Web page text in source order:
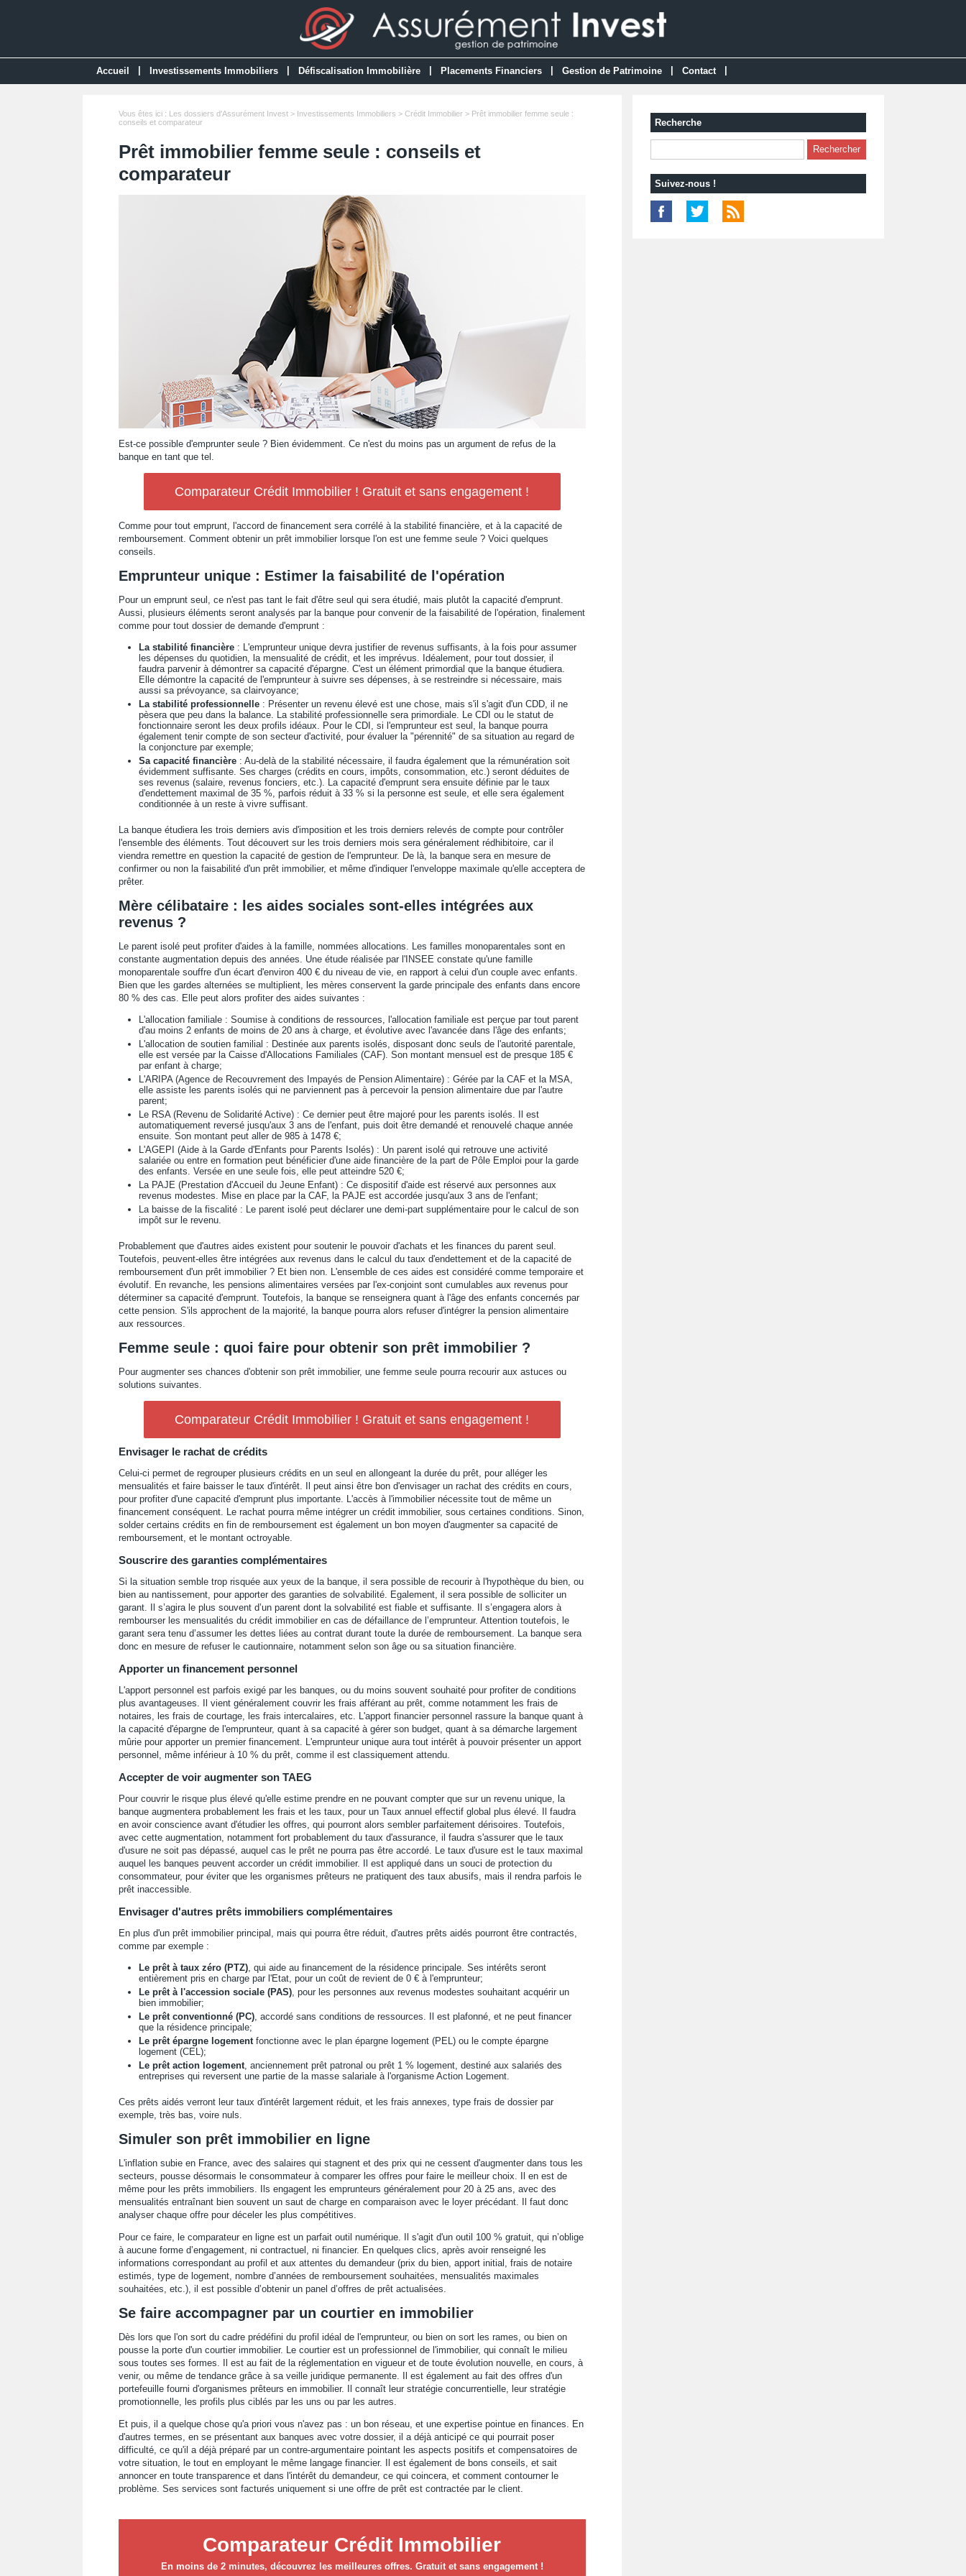
Accueil Investissements Immobiliers Défiscalisation Immobilière Placements Financiers Gestion de Patrimoine Contact
Vous êtes ici : Les dossiers d'Assurément Invest> Investissements Immobiliers > Crédit Immobilier> Prêt immobilier femme seule :
conseils et comparateur
Prêt immobilier femme seule : conseils et
comparateur
Est-ce possible d'emprunter seule ? Bien évidemment. Ce n'est du moins pas un argument de refus de la
banque en tant que tel.
Comparateur Crédit Immobilier ! Gratuit et sans engagement !
Comme pour tout emprunt, l'accord de financement sera corrélé à la stabilité financière, et à la capacité de
remboursement. Comment obtenir un prêt immobilier lorsque l'on est une femme seule ? Voici quelques
conseils.
Emprunteur unique : Estimer la faisabilité de l'opération
Pour un emprunt seul, ce n'est pas tant le fait d'être seul qui sera étudié, mais plutôt la capacité d'emprunt.
Aussi, plusieurs éléments seront analysés par la banque pour convenir de la faisabilité de l'opération, finalement
comme pour tout dossier de demande d'emprunt :
La stabilité financière: L'emprunteur unique devra justifier de revenus suffisants, à la fois pour assumer
les dépenses du quotidien, la mensualité de crédit, et les imprévus. Idéalement, pour tout dossier, il
faudra parvenir à démontrer sa capacité d'épargne. C'est un élément primordial que la banque étudiera.
Elle démontre la capacité de l'emprunteur à suivre ses dépenses, à se restreindre si nécessaire, mais
aussi sa prévoyance, sa clairvoyance;
La stabilité professionnelle: Présenter un revenu élevé est une chose, mais s'il s'agit d'un CDD, il ne
pèsera que peu dans la balance. La stabilité professionnelle sera primordiale. Le CDI ou le statut de
fonctionnaire seront les deux profils idéaux. Pour le CDI, si l'emprunteur est seul, la banque pourra
également tenir compte de son secteur d'activité, pour évaluer la "pérennité" de sa situation au regard de
la conjoncture par exemple;
Sa capacité financière: Au-delà de la stabilité nécessaire, il faudra également que la rémunération soit
évidemment suffisante. Ses charges (crédits en cours, impôts, consommation, etc.) seront déduites de
ses revenus (salaire, revenus fonciers, etc.). La capacité d'emprunt sera ensuite définie par le taux
d'endettement maximal de 35 %, parfois réduit à 33 % si la personne est seule, et elle sera également
conditionnée à un reste à vivre suffisant.
La banque étudiera les trois derniers avis d'imposition et les trois derniers relevés de compte pour contrôler
l'ensemble des éléments. Tout découvert sur les trois derniers mois sera généralement rédhibitoire, car il
viendra remettre en question la capacité de gestion de l'emprunteur. De là, la banque sera en mesure de
confirmer ou non la faisabilité d'un prêt immobilier, et même d'indiquer l'enveloppe maximale qu'elle acceptera de
prêter.
Mère célibataire : les aides sociales sont-elles intégrées aux
revenus ?
Le parent isolé peut profiter d'aides à la famille, nommées allocations. Les familles monoparentales sont en
constante augmentation depuis des années. Une étude réalisée par l'INSEE constate qu'une famille
monoparentale souffre d'un écart d'environ 400 € du niveau de vie, en rapport à celui d'un couple avec enfants.
Bien que les gardes alternées se multiplient, les mères conservent la garde principale des enfants dans encore
80 % des cas. Elle peut alors profiter des aides suivantes :
L'allocation familiale : Soumise à conditions de ressources, l'allocation familiale est perçue par tout parent
d'au moins 2 enfants de moins de 20 ans à charge, et évolutive avec l'avancée dans l'âge des enfants;
L'allocation de soutien familial : Destinée aux parents isolés, disposant donc seuls de l'autorité parentale,
elle est versée par la Caisse d'Allocations Familiales (CAF). Son montant mensuel est de presque 185 €
par enfant à charge;
L'ARIPA (Agence de Recouvrement des Impayés de Pension Alimentaire) : Gérée par la CAF et la MSA,
elle assiste les parents isolés qui ne parviennent pas à percevoir la pension alimentaire due par l'autre
parent;
Le RSA (Revenu de Solidarité Active) : Ce dernier peut être majoré pour les parents isolés. Il est
automatiquement reversé jusqu'aux 3 ans de l'enfant, puis doit être demandé et renouvelé chaque année
ensuite. Son montant peut aller de 985 à 1478 €;
L'AGEPI (Aide à la Garde d'Enfants pour Parents Isolés) : Un parent isolé qui retrouve une activité
salariée ou entre en formation peut bénéficier d'une aide financière de la part de Pôle Emploi pour la garde
des enfants. Versée en une seule fois, elle peut atteindre 520 €;
La PAJE (Prestation d'Accueil du Jeune Enfant) : Ce dispositif d'aide est réservé aux personnes aux
revenus modestes. Mise en place par la CAF, la PAJE est accordée jusqu'aux 3 ans de l'enfant;
La baisse de la fiscalité : Le parent isolé peut déclarer une demi-part supplémentaire pour le calcul de son
impôt sur le revenu.
Probablement que d'autres aides existent pour soutenir le pouvoir d'achats et les finances du parent seul.
Toutefois, peuvent-elles être intégrées aux revenus dans le calcul du taux d'endettement et de la capacité de
remboursement d'un prêt immobilier ? Et bien non. L'ensemble de ces aides est considéré comme temporaire et
évolutif. En revanche, les pensions alimentaires versées par l'ex-conjoint sont cumulables aux revenus pour
déterminer sa capacité d'emprunt. Toutefois, la banque se renseignera quant à l'âge des enfants concernés par
cette pension. S'ils approchent de la majorité, la banque pourra alors refuser d'intégrer la pension alimentaire
aux ressources.
Femme seule : quoi faire pour obtenir son prêt immobilier ?
Pour augmenter ses chances d'obtenir son prêt immobilier, une femme seule pourra recourir aux astuces ou
solutions suivantes.
Comparateur Crédit Immobilier ! Gratuit et sans engagement !
Envisager le rachat de crédits
Celui-ci permet de regrouper plusieurs crédits en un seul en allongeant la durée du prêt, pour alléger les
mensualités et faire baisser le taux d'intérêt. Il peut ainsi être bon d'envisager un rachat des crédits en cours,
pour profiter d'une capacité d'emprunt plus importante. L'accès à l'immobilier nécessite tout de même un
financement conséquent. Le rachat pourra même intégrer un crédit immobilier, sous certaines conditions. Sinon,
solder certains crédits en fin de remboursement est également un bon moyen d'augmenter sa capacité de
remboursement, et le montant octroyable.
Souscrire des garanties complémentaires
Si la situation semble trop risquée aux yeux de la banque, il sera possible de recourir à l'hypothèque du bien, ou
bien au nantissement, pour apporter des garanties de solvabilité. Egalement, il sera possible de solliciter un
garant. Il s’agira le plus souvent d’un parent dont la solvabilité est fiable et suffisante. Il s’engagera alors à
rembourser les mensualités du crédit immobilier en cas de défaillance de l’emprunteur. Attention toutefois, le
garant sera tenu d’assumer les dettes liées au contrat durant toute la durée de remboursement. La banque sera
donc en mesure de refuser le cautionnaire, notamment selon son âge ou sa situation financière.
Apporter un financement personnel
L'apport personnel est parfois exigé par les banques, ou du moins souvent souhaité pour profiter de conditions
plus avantageuses. Il vient généralement couvrir les frais afférant au prêt, comme notamment les frais de
notaires, les frais de courtage, les frais intercalaires, etc. L'apport financier personnel rassure la banque quant à
la capacité d'épargne de l'emprunteur, quant à sa capacité à gérer son budget, quant à sa démarche largement
mûrie pour apporter un premier financement. L'emprunteur unique aura tout intérêt à pouvoir présenter un apport
personnel, même inférieur à 10 % du prêt, comme il est classiquement attendu.
Accepter de voir augmenter son TAEG
Pour couvrir le risque plus élevé qu'elle estime prendre en ne pouvant compter que sur un revenu unique, la
banque augmentera probablement les frais et les taux, pour un Taux annuel effectif global plus élevé. Il faudra
en avoir conscience avant d'étudier les offres, qui pourront alors sembler parfaitement dérisoires. Toutefois,
avec cette augmentation, notamment fort probablement du taux d'assurance, il faudra s'assurer que le taux
d'usure ne soit pas dépassé, auquel cas le prêt ne pourra pas être accordé. Le taux d'usure est le taux maximal
auquel les banques peuvent accorder un crédit immobilier. Il est appliqué dans un souci de protection du
consommateur, pour éviter que les organismes prêteurs ne pratiquent des taux abusifs, mais il rendra parfois le
prêt inaccessible.
Envisager d'autres prêts immobiliers complémentaires
En plus d'un prêt immobilier principal, mais qui pourra être réduit, d'autres prêts aidés pourront être contractés,
comme par exemple :
Le prêt à taux zéro (PTZ), qui aide au financement de la résidence principale. Ses intérêts seront
entièrement pris en charge par l'Etat, pour un coût de revient de 0 € à l'emprunteur;
Le prêt à l'accession sociale (PAS), pour les personnes aux revenus modestes souhaitant acquérir un
bien immobilier;
Le prêt conventionné (PC), accordé sans conditions de ressources. Il est plafonné, et ne peut financer
que la résidence principale;
Le prêt épargne logementfonctionne avec le plan épargne logement (PEL) ou le compte épargne
logement (CEL);
Le prêt action logement, anciennement prêt patronal ou prêt 1 % logement, destiné aux salariés des
entreprises qui reversent une partie de la masse salariale à l'organisme Action Logement.
Ces prêts aidés verront leur taux d'intérêt largement réduit, et les frais annexes, type frais de dossier par
exemple, très bas, voire nuls.
Simuler son prêt immobilier en ligne
L'inflation subie en France, avec des salaires qui stagnent et des prix qui ne cessent d'augmenter dans tous les
secteurs, pousse désormais le consommateur à comparer les offres pour faire le meilleur choix. Il en est de
même pour les prêts immobiliers. Ils engagent les emprunteurs généralement pour 20 à 25 ans, avec des
mensualités entraînant bien souvent un saut de charge en comparaison avec le loyer précédant. Il faut donc
analyser chaque offre pour déceler les plus compétitives.
Pour ce faire, le comparateur en ligne est un parfait outil numérique. Il s'agit d'un outil 100 % gratuit, qui n’oblige
à aucune forme d’engagement, ni contractuel, ni financier. En quelques clics, après avoir renseigné les
informations correspondant au profil et aux attentes du demandeur (prix du bien, apport initial, frais de notaire
estimés, type de logement, nombre d’années de remboursement souhaitées, mensualités maximales
souhaitées, etc.), il est possible d’obtenir un panel d’offres de prêt actualisées.
Se faire accompagner par un courtier en immobilier
Dès lors que l'on sort du cadre prédéfini du profil idéal de l'emprunteur, ou bien on sort les rames, ou bien on
pousse la porte d'un courtier immobilier. Le courtier est un professionnel de l'immobilier, qui connaît le milieu
sous toutes ses formes. Il est au fait de la réglementation en vigueur et de toute évolution nouvelle, en cours, à
venir, ou même de tendance grâce à sa veille juridique permanente. Il est également au fait des offres d'un
portefeuille fourni d'organismes prêteurs en immobilier. Il connaît leur stratégie concurrentielle, leur stratégie
promotionnelle, les profils plus ciblés par les uns ou par les autres.
Et puis, il a quelque chose qu'a priori vous n'avez pas : un bon réseau, et une expertise pointue en finances. En
d'autres termes, en se présentant aux banques avec votre dossier, il a déjà anticipé ce qui pourrait poser
difficulté, ce qu'il a déjà préparé par un contre-argumentaire pointant les aspects positifs et compensatoires de
votre situation, le tout en employant le même langage financier. Il est également de bons conseils, et sait
annoncer en toute transparence et dans l'intérêt du demandeur, ce qui coincera, et comment contourner le
problème. Ses services sont facturés uniquement si une offre de prêt est contractée par le client.
Comparateur Crédit Immobilier
En moins de 2 minutes, découvrez les meilleures offres. Gratuit et sans engagement !
Recherche
Suivez-nous !